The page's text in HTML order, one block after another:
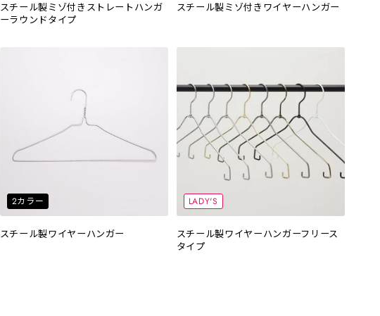
スチール製ミゾ付きストレートハンガ
ーラウンドタイプ
スチール製ミゾ付きワイヤーハンガー
2カラー
スチール製ワイヤーハンガー
LADY'S
スチール製ワイヤーハンガーフリース
タイプ